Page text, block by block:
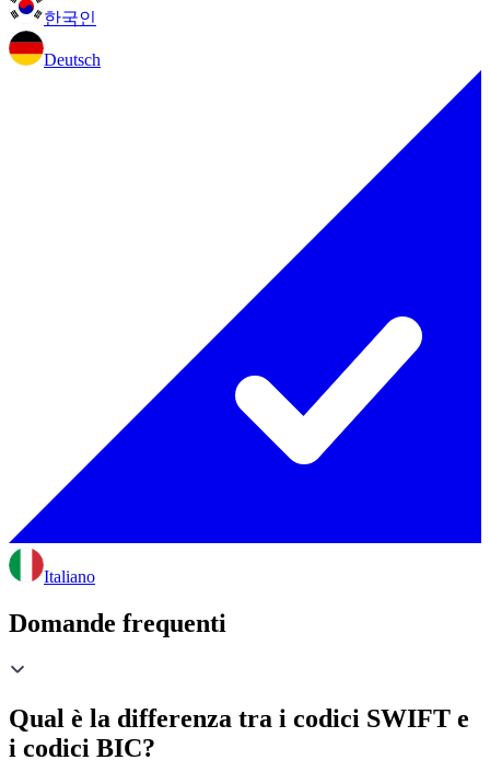
한국인
Deutsch
Italiano
Domande frequenti
Qual è la differenza tra i codici SWIFT e
i codici BIC?